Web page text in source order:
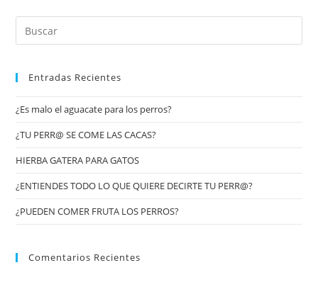
Entradas Recientes
¿Es malo el aguacate para los perros?
¿TU PERR@ SE COME LAS CACAS?
HIERBA GATERA PARA GATOS
¿ENTIENDES TODO LO QUE QUIERE DECIRTE TU PERR@?
¿PUEDEN COMER FRUTA LOS PERROS?
Comentarios Recientes